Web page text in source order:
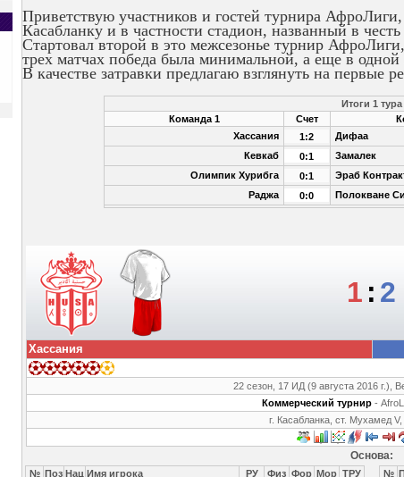
Приветствую участников и гостей турнира
Касабланку и в частности стадион, названный в
Стартовал второй в это межсезонье турнир
трех матчах победа была минимальной, а еще в
В качестве затравки предлагаю взглянуть на первые
Итоги 1 тура
Команда 1
Счет
Хассания
1:2 Дифаа
Кевкаб
0:1 Замалек
Олимпик Хурибга
0:1 Эраб
Раджа
0:0 Полокване
1 : 2
Хассания
22 сезон, 17 ИД (9 августа 2016 г.),
Коммерческий турнир -
г. Касабланка, ст. Мухамед
Основа:
№ Поз Нац Имя игрока РУ Физ Фор Мор ТРУ
№